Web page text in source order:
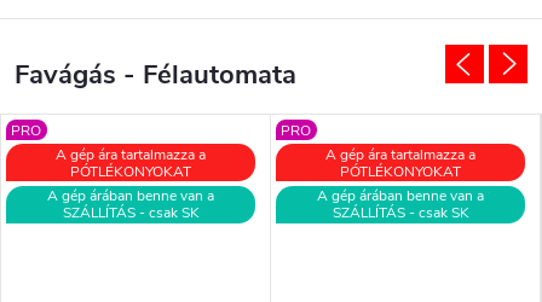
Favágás - Félautomata
PRO
A gép ára tartalmazza a
PÓTLÉKONYOKAT
A gép árában benne van a
SZÁLLÍTÁS - csak SK
PRO
A gép ára tartalmazza a
PÓTLÉKONYOKAT
A gép árában benne van a
SZÁLLÍTÁS - csak SK